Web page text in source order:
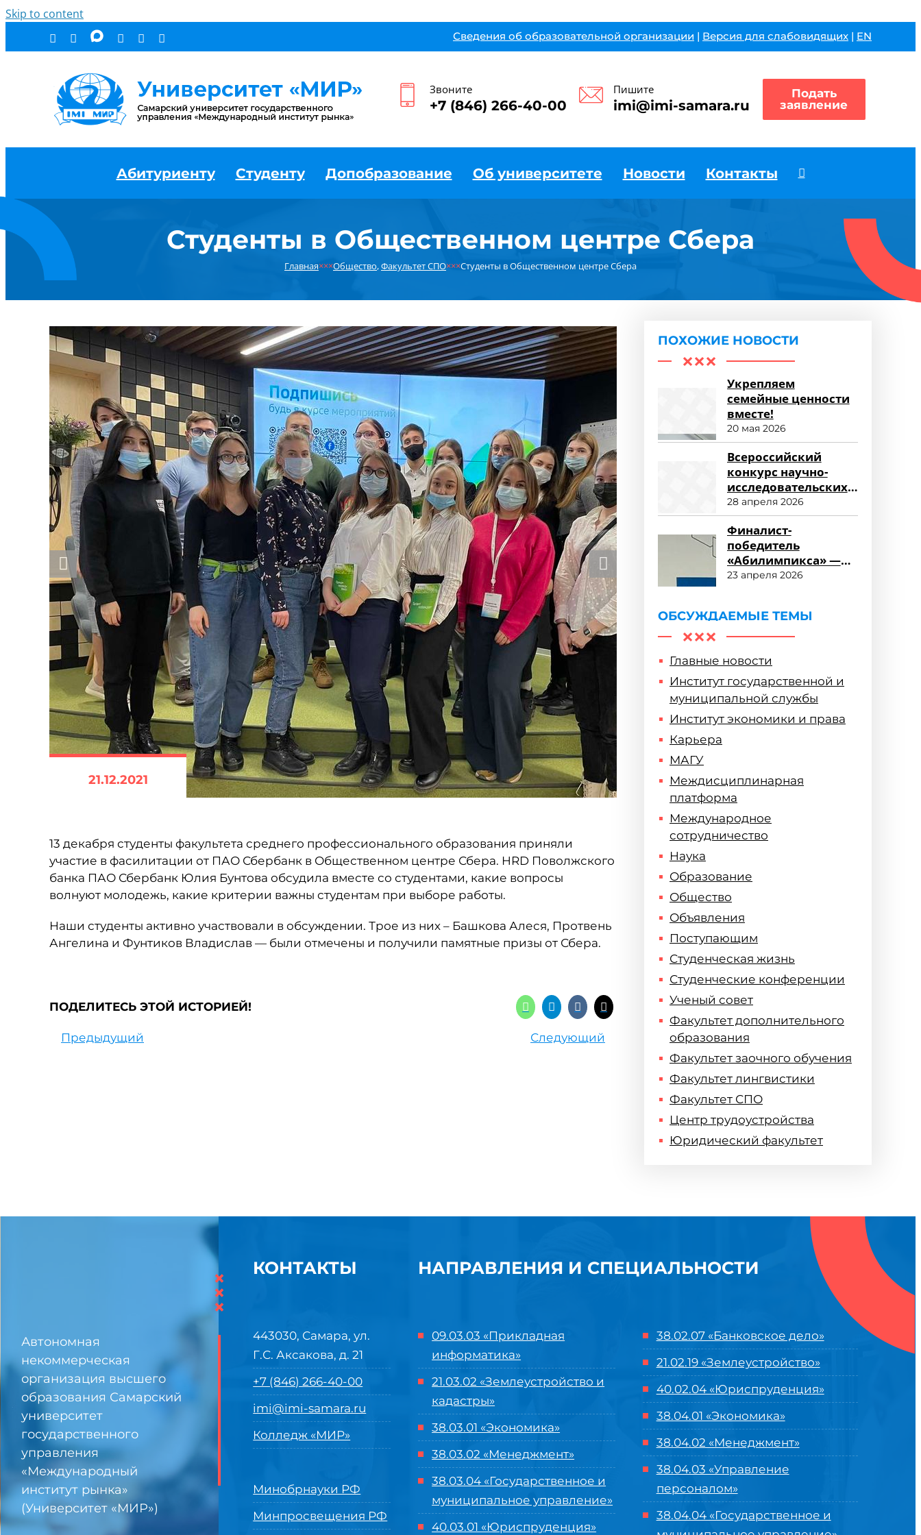
Skip to content
Сведения об образовательной организации | Версия для слабовидящих | EN
Звоните
+7 (846) 266-40-00
Пишите
imi@imi-samara.ru
Подать
заявление
Абитуриенту Студенту Допобразование Об университете Новости Контакты
Студенты в Общественном центре Сбера
Главная×××Общество,Факультет СПО×××Студенты в Общественном центре Сбера
21.12.2021
13 декабря студенты факультета среднего профессионального образования приняли
участие в фасилитации от ПАО Сбербанк в Общественном центре Сбера. HRD Поволжского
банка ПАО Сбербанк Юлия Бунтова обсудила вместе со студентами, какие вопросы
волнуют молодежь, какие критерии важны студентам при выборе работы.
Наши студенты активно участвовали в обсуждении. Трое из них – Башкова Алеся, Протвень
Ангелина и Фунтиков Владислав — были отмечены и получили памятные призы от Сбера.
ПОДЕЛИТЕСЬ ЭТОЙ ИСТОРИЕЙ!
Предыдущий Следующий
ПОХОЖИЕ НОВОСТИ
Укрепляем
семейные ценности
вместе!
20 мая 2026
Всероссийский
конкурс научно-
исследовательских
работ «Научный
потенциал СПО»
28 апреля 2026
Финалист-
победитель
«Абилимпикса» —
студент ФСПО
23 апреля 2026
ОБСУЖДАЕМЫЕ ТЕМЫ
Главные новости
Институт государственной и
муниципальной службы
Институт экономики и права
Карьера
МАГУ
Междисциплинарная
платформа
Международное
сотрудничество
Наука
Образование
Общество
Объявления
Поступающим
Студенческая жизнь
Студенческие конференции
Ученый совет
Факультет дополнительного
образования
Факультет заочного обучения
Факультет лингвистики
Факультет СПО
Центр трудоустройства
Юридический факультет
Автономная
некоммерческая
организация высшего
образования Самарский
университет
государственного
управления
«Международный
институт рынка»
(Университет «МИР»)
×
×
×
КОНТАКТЫ
443030, Самара, ул.
Г.С. Аксакова, д. 21
+7 (846) 266-40-00
imi@imi-samara.ru
Колледж «МИР»
Минобрнауки РФ
Минпросвещения РФ
НАПРАВЛЕНИЯ И СПЕЦИАЛЬНОСТИ
09.03.03 «Прикладная
информатика»
21.03.02 «Землеустройство и
кадастры»
38.03.01 «Экономика»
38.03.02 «Менеджмент»
38.03.04 «Государственное и
муниципальное управление»
40.03.01 «Юриспруденция»
38.02.07 «Банковское дело»
21.02.19 «Землеустройство»
40.02.04 «Юриспруденция»
38.04.01 «Экономика»
38.04.02 «Менеджмент»
38.04.03 «Управление
персоналом»
38.04.04 «Государственное и